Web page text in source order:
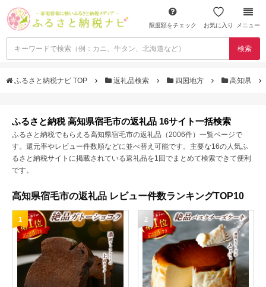
限度額をチェック お気に入り メニュー
検索
ふるさと納税ナビ TOP 返礼品検索 四国地方 高知県
ふるさと納税 高知県宿毛市の返礼品 16サイト一括検索
ふるさと納税でもらえる高知県宿毛市の返礼品（2006件）一覧ページで
す。還元率やレビュー件数順などに並べ替え可能です。主要な16の人気ふ
るさと納税サイトに掲載されている返礼品を1回でまとめて検索できて便利
です。
高知県宿毛市の返礼品 レビュー件数ランキングTOP10
1 2